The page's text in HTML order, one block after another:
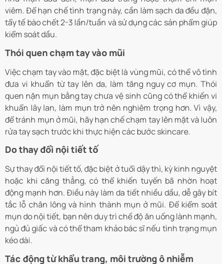
viêm. Để hạn chế tình trạng này, cần làm sạch da đều đặn,
tẩy tế bào chết 2-3 lần/tuần và sử dụng các sản phẩm giúp
kiểm soát dầu.
Thói quen chạm tay vào mũi
Việc chạm tay vào mặt, đặc biệt là vùng mũi, có thể vô tình
đưa vi khuẩn từ tay lên da, làm tăng nguy cơ mụn. Thói
quen nặn mụn bằng tay chưa vệ sinh cũng có thể khiến vi
khuẩn lây lan, làm mụn trở nên nghiêm trọng hơn. Vì vậy,
để tránh mụn ở mũi, hãy hạn chế chạm tay lên mặt và luôn
rửa tay sạch trước khi thực hiện các bước skincare.
Do thay đổi nội tiết tố
Sự thay đổi nội tiết tố, đặc biệt ở tuổi dậy thì, kỳ kinh nguyệt
hoặc khi căng thẳng, có thể khiến tuyến bã nhờn hoạt
động mạnh hơn. Điều này làm da tiết nhiều dầu, dễ gây bít
tắc lỗ chân lông và hình thành mụn ở mũi. Để kiểm soát
mụn do nội tiết, bạn nên duy trì chế độ ăn uống lành mạnh,
ngủ đủ giấc và có thể tham khảo bác sĩ nếu tình trạng mụn
kéo dài.
Tác động từ khẩu trang, môi trường ô nhiễm